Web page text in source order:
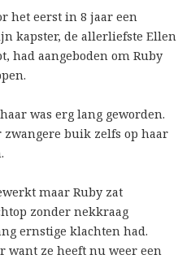
het eerst in 8 jaar een
kapster, de allerliefste Ellen
had aangeboden om Ruby
was erg lang geworden.
buik zelfs op haar
maar Ruby zat
zonder nekkraag
ernstige klachten had.
want ze heeft nu weer een